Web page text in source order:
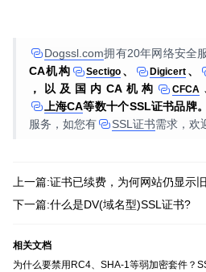
Dogssl.com拥有20年网络安全
CA机构
Sectigo 、 Digicert 、
，以及国内CA机构 CFCA
上海CA等数十个SSL证书品牌
服务，如您有
SSL证书需求，欢
上一篇:证书已续费，为何网站仍显示
下一篇:什么是DV(域名型)SSL证书?
相关文档
为什么要禁用RC4、SHA-1等弱加密套件？